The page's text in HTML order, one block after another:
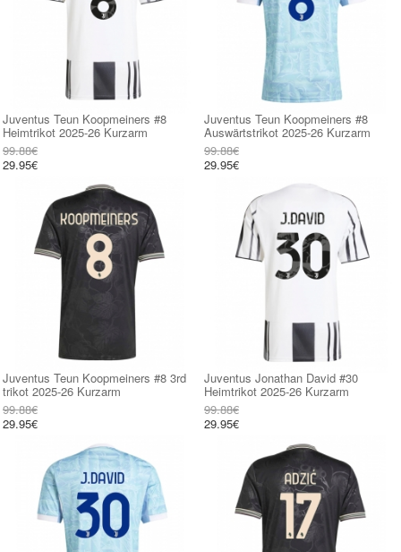
Juventus Teun Koopmeiners #8
Heimtrikot 2025-26 Kurzarm
99.88€
29.95€
Juventus Teun Koopmeiners #8
Auswärtstrikot 2025-26 Kurzarm
99.88€
29.95€
Juventus Teun Koopmeiners #8 3rd
trikot 2025-26 Kurzarm
99.88€
29.95€
Juventus Jonathan David #30
Heimtrikot 2025-26 Kurzarm
99.88€
29.95€